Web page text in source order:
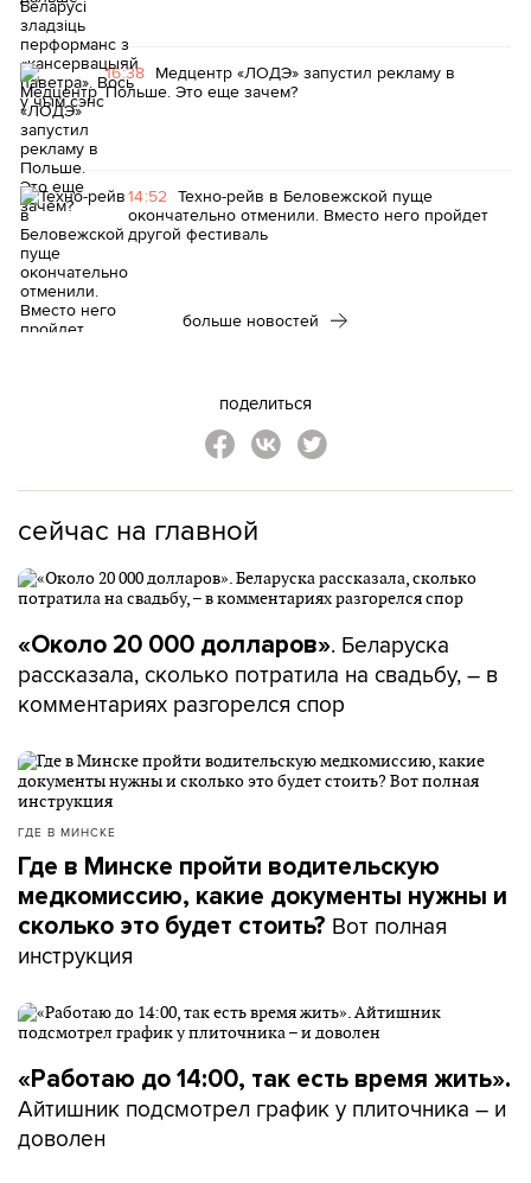
16:38 Медцентр «ЛОДЭ» запустил рекламу в
Польше. Это еще зачем?
14:52 Техно-рейв в Беловежской пуще
окончательно отменили. Вместо него пройдет
другой фестиваль
больше новостей
поделиться
сейчас на главной
«Около 20 000 долларов». Беларуска
рассказала, сколько потратила на свадьбу, – в
комментариях разгорелся спор
ГДЕ В МИНСКЕ
Где в Минске пройти водительскую
медкомиссию, какие документы нужны и
сколько это будет стоить? Вот полная
инструкция
«Работаю до 14:00, так есть время жить».
Айтишник подсмотрел график у плиточника – и
доволен